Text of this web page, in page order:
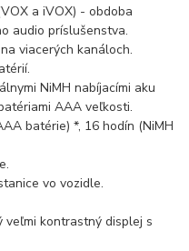
a iVOX) - obdoba
audio príslušenstva.
viacerých kanáloch.
NiMH nabíjacími aku
AAA veľkosti.
batérie) *, 16 hodín (NiMH
vo vozidle.
veľmi kontrastný displej s